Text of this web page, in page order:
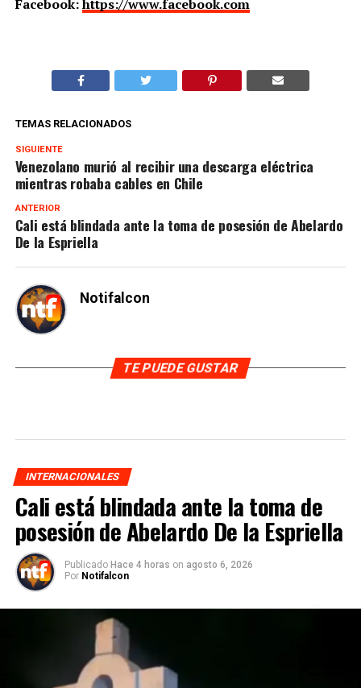
Facebook:https://www.facebook.com
TEMAS RELACIONADOS
SIGUIENTE
Venezolano murió al recibir una descarga eléctrica
mientras robaba cables en Chile
ANTERIOR
Cali está blindada ante la toma de posesión de Abelardo
De la Espriella
Notifalcon
TE PUEDE GUSTAR
INTERNACIONALES
Cali está blindada ante la toma de
posesión de Abelardo De la Espriella
Publicado Hace 4 horas on agosto 6, 2026
Por Notifalcon